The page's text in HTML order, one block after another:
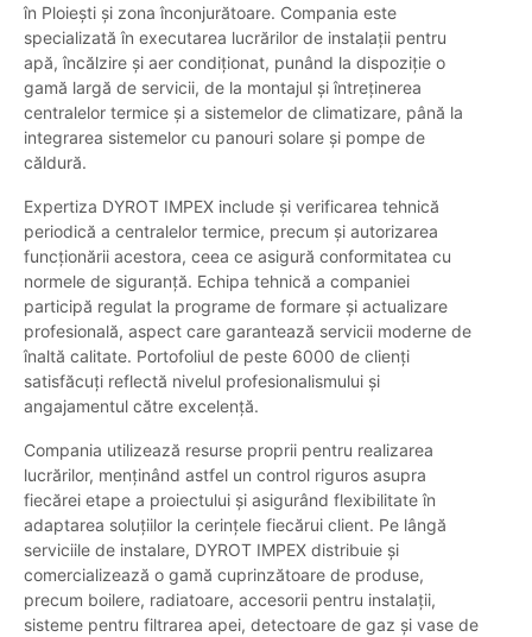
în Ploiești și zona înconjurătoare. Compania este
specializată în executarea lucrărilor de instalații pentru
apă, încălzire și aer condiționat, punând la dispoziție o
gamă largă de servicii, de la montajul și întreținerea
centralelor termice și a sistemelor de climatizare, până la
integrarea sistemelor cu panouri solare și pompe de
căldură.
Expertiza DYROT IMPEX include și verificarea tehnică
periodică a centralelor termice, precum și autorizarea
funcționării acestora, ceea ce asigură conformitatea cu
normele de siguranță. Echipa tehnică a companiei
participă regulat la programe de formare și actualizare
profesională, aspect care garantează servicii moderne de
înaltă calitate. Portofoliul de peste 6000 de clienți
satisfăcuți reflectă nivelul profesionalismului și
angajamentul către excelență.
Compania utilizează resurse proprii pentru realizarea
lucrărilor, menținând astfel un control riguros asupra
fiecărei etape a proiectului și asigurând flexibilitate în
adaptarea soluțiilor la cerințele fiecărui client. Pe lângă
serviciile de instalare, DYROT IMPEX distribuie și
comercializează o gamă cuprinzătoare de produse,
precum boilere, radiatoare, accesorii pentru instalații,
sisteme pentru filtrarea apei, detectoare de gaz și vase de